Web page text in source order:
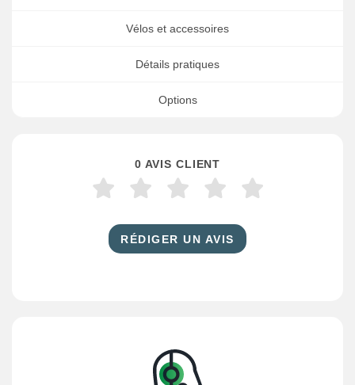
Vélos et accessoires
Détails pratiques
Options
0 AVIS CLIENT
RÉDIGER UN AVIS